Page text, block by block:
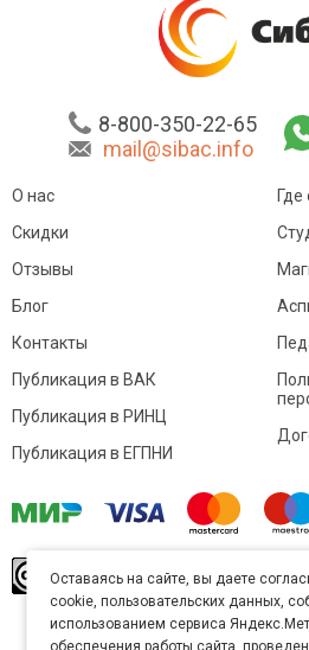
8-800-350-22-65
mail@sibac.info
О нас
Скидки
Отзывы
Блог
Контакты
Публикация в ВАК
Публикация в РИНЦ
Публикация в ЕГПНИ
произведение
Commons
Непортированная.
Карта сайта
Оставаясь на сайте, вы даете
cookie, пользовательских данных,
использованием сервиса
обеспечения работы сайта,